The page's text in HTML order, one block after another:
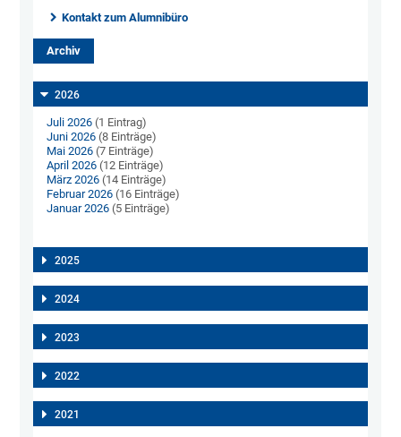
Kontakt zum Alumnibüro
Archiv
2026
Juli 2026 (1 Eintrag)
Juni 2026 (8 Einträge)
Mai 2026 (7 Einträge)
April 2026 (12 Einträge)
März 2026 (14 Einträge)
Februar 2026 (16 Einträge)
Januar 2026 (5 Einträge)
2025
2024
2023
2022
2021